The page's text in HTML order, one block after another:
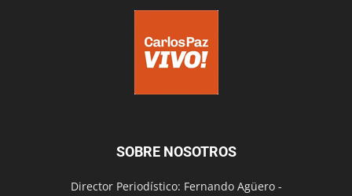
SOBRE NOSOTROS
Director Periodístico: Fernando Agüero -